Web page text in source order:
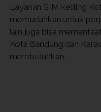
Layanan SIM keliling
memudahkan untuk
lain juga bisa
Kota Bandung dan
membutuhkan.